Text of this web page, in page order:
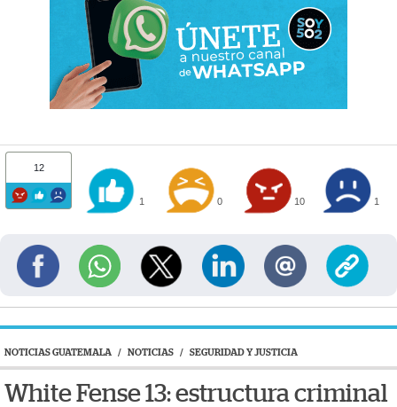
12
1 0 10 1
NOTICIAS GUATEMALA / NOTICIAS / SEGURIDAD Y JUSTICIA
White Fense 13: estructura criminal